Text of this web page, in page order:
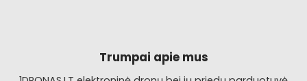
Trumpai apie mus